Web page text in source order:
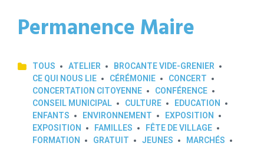
Permanence Maire
TOUS ATELIER
BROCANTE VIDE-GRENIER
CE QUI NOUS LIE
CÉRÉMONIE
CONCERT
CONCERTATION CITOYENNE
CONFÉRENCE
CONSEIL MUNICIPAL
CULTURE
EDUCATION
ENFANTS
ENVIRONNEMENT
EXPOSITION
EXPOSITION
FAMILLES
FÊTE DE VILLAGE
FORMATION
GRATUIT JEUNES
MARCHÉS